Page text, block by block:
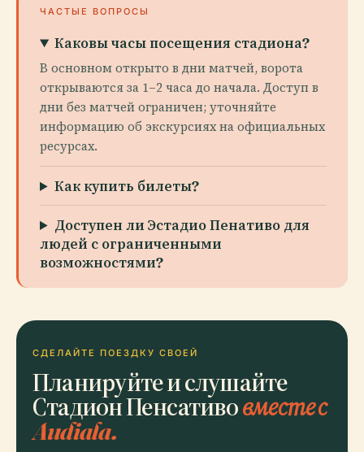
ЧАСТЫЕ ВОПРОСЫ
Каковы часы посещения стадиона?
В основном открыто в дни матчей, ворота
открываются за 1–2 часа до начала. Доступ в
дни без матчей ограничен; уточняйте
информацию об экскурсиях на официальных
ресурсах.
Как купить билеты?
Доступен ли Эстадио Пенативо для
людей с ограниченными
возможностями?
СДЕЛАЙТЕ ПОЕЗДКУ СВОЕЙ
Планируйте и слушайте
Стадион Пенсативовместе с
Audiala.